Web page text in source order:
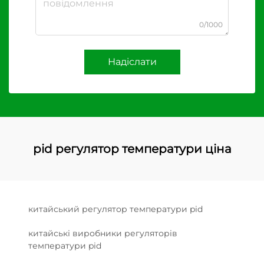
0/1000
Надіслати
pid регулятор температури ціна
китайський регулятор температури pid
китайські виробники регуляторів
температури pid